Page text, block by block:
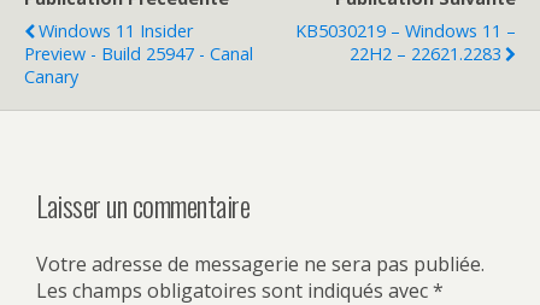
Windows 11 Insider
Preview - Build 25947 - Canal
Canary
KB5030219 – Windows 11 –
22H2 – 22621.2283
Laisser un commentaire
Votre adresse de messagerie ne sera pas publiée.
Les champs obligatoires sont indiqués avec*